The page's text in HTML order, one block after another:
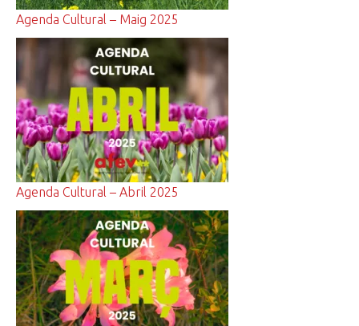
Agenda Cultural – Maig 2025
Agenda Cultural – Abril 2025